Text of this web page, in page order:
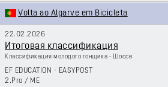
Volta ao Algarve em Bicicleta
22.02.2026
Итоговая классификация
Классификация молодого гонщика - Шоссе
EF EDUCATION - EASYPOST
2.Pro / ME